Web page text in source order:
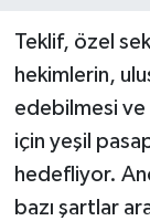
Teklif, özel
hekimlerin,
edebilmesi ve
için yeşil
hedefliyor.
bazı şartlar